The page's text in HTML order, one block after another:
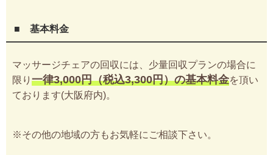
■ 基本料金
マッサージチェアの回収には、少量回収プランの場合に
限り 一律3,000円（税込3,300円）の基本料金を頂い
ております(大阪府内)。
※その他の地域の方もお気軽にご相談下さい。